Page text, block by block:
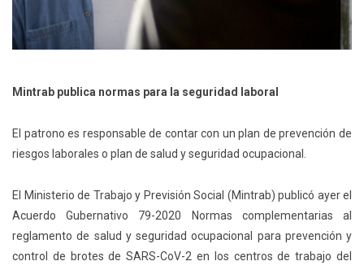
Mintrab publica normas para la seguridad laboral
El patrono es responsable de contar con un plan de prevención de
riesgos laborales o plan de salud y seguridad ocupacional.
El Ministerio de Trabajo y Previsión Social (Mintrab) publicó ayer el
Acuerdo Gubernativo 79-2020 Normas complementarias al
reglamento de salud y seguridad ocupacional para prevención y
control de brotes de SARS-CoV-2 en los centros de trabajo del